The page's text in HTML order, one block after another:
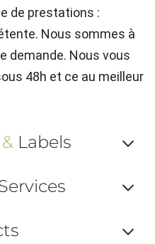
de prestations :
Nous sommes à
demande. Nous vous
48h et ce au meilleur
&Labels
ou